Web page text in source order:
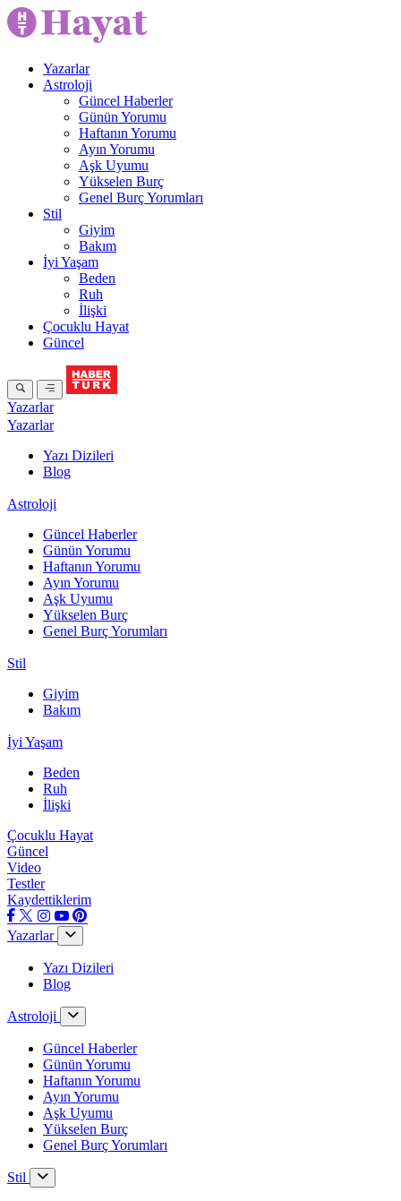
Yazarlar
Astroloji
Güncel Haberler
Günün Yorumu
Haftanın Yorumu
Ayın Yorumu
Aşk Uyumu
Yükselen Burç
Genel Burç Yorumları
Stil
Giyim
Bakım
İyi Yaşam
Beden
Ruh
İlişki
Çocuklu Hayat
Güncel
Yazarlar
Yazarlar
Yazı Dizileri
Blog
Astroloji
Güncel Haberler
Günün Yorumu
Haftanın Yorumu
Ayın Yorumu
Aşk Uyumu
Yükselen Burç
Genel Burç Yorumları
Stil
Giyim
Bakım
İyi Yaşam
Beden
Ruh
İlişki
Çocuklu Hayat
Güncel
Video
Testler
Kaydettiklerim
Yazarlar
Yazı Dizileri
Blog
Astroloji
Güncel Haberler
Günün Yorumu
Haftanın Yorumu
Ayın Yorumu
Aşk Uyumu
Yükselen Burç
Genel Burç Yorumları
Stil